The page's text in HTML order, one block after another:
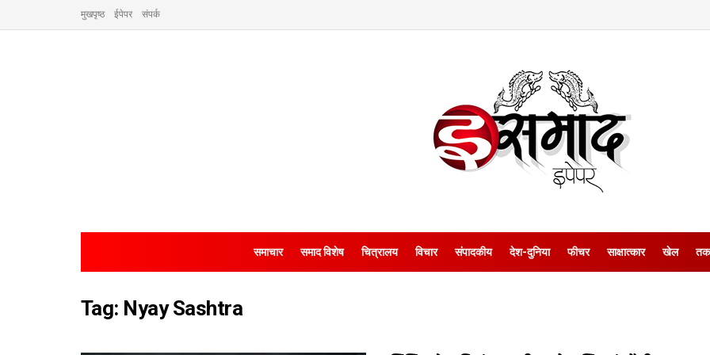
मुखपृष्ठ ईपेपर संपर्क
समाचार समाद विशेष चित्रालय विचार संपादकीय देश-दुनिया फीचर साक्षात्‍कार खेल
Tag: Nyay Sashtra